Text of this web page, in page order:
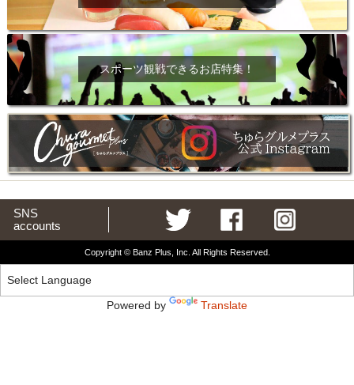
スポーツ観戦できるお店特集！
SNS
accounts
Copyright © Banz Plus, Inc. All Rights Reserved.
Powered by Translate